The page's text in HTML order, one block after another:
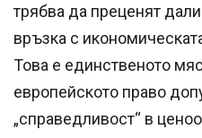
трябва да преценят
връзка с
Това е единственото
европейското право
„справедливост“ в